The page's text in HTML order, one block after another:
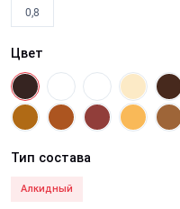
0,8
Цвет
Тип состава
Алкидный